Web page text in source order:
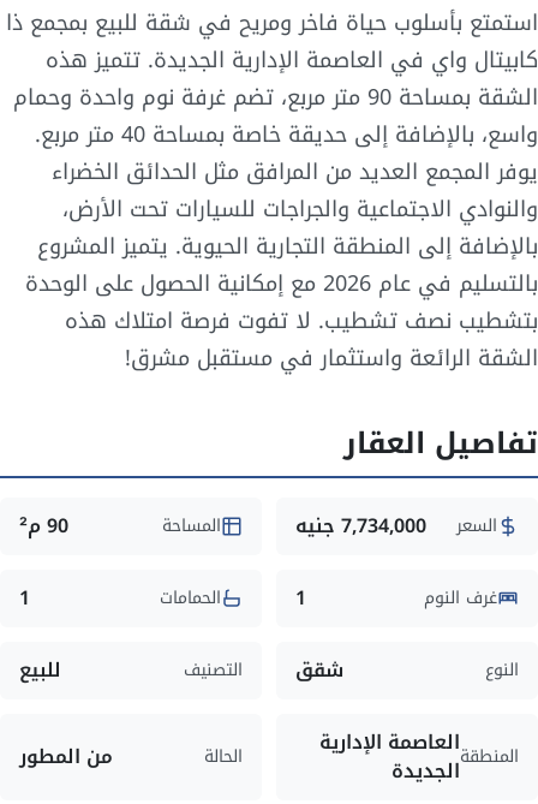
استمتع بأسلوب حياة فاخر ومريح في شقة للبيع بمجمع ذا
كابيتال واي في العاصمة الإدارية الجديدة. تتميز هذه
الشقة بمساحة 90 متر مربع، تضم غرفة نوم واحدة وحمام
واسع، بالإضافة إلى حديقة خاصة بمساحة 40 متر مربع.
يوفر المجمع العديد من المرافق مثل الحدائق الخضراء
والنوادي الاجتماعية والجراجات للسيارات تحت الأرض،
بالإضافة إلى المنطقة التجارية الحيوية. يتميز المشروع
بالتسليم في عام 2026 مع إمكانية الحصول على الوحدة
بتشطيب نصف تشطيب. لا تفوت فرصة امتلاك هذه
الشقة الرائعة واستثمار في مستقبل مشرق!
تفاصيل العقار
السعر 7,734,000 جنيه المساحة 90 م²
غرف النوم 1 الحمامات 1
النوع شقق التصنيف للبيع
المنطقةالعاصمة الإدارية
الجديدة الحالة من المطور